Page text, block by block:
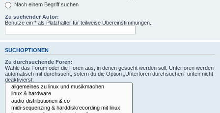
Nach einem Begriff suchen
Zu suchender Autor:
Benutze ein * als Platzhalter für teilweise Übereinstimmungen.
SUCHOPTIONEN
Zu durchsuchende Foren:
Wähle das Forum oder die Foren aus, in denen gesucht werden soll. Unterforen werden
automatisch mit durchsucht, sofern du die Option „Unterforen durchsuchen“ unten nicht
deaktivierst.